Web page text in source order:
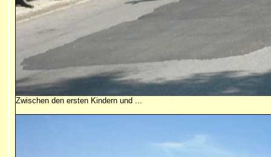
Zwischen den ersten Kindern und ...